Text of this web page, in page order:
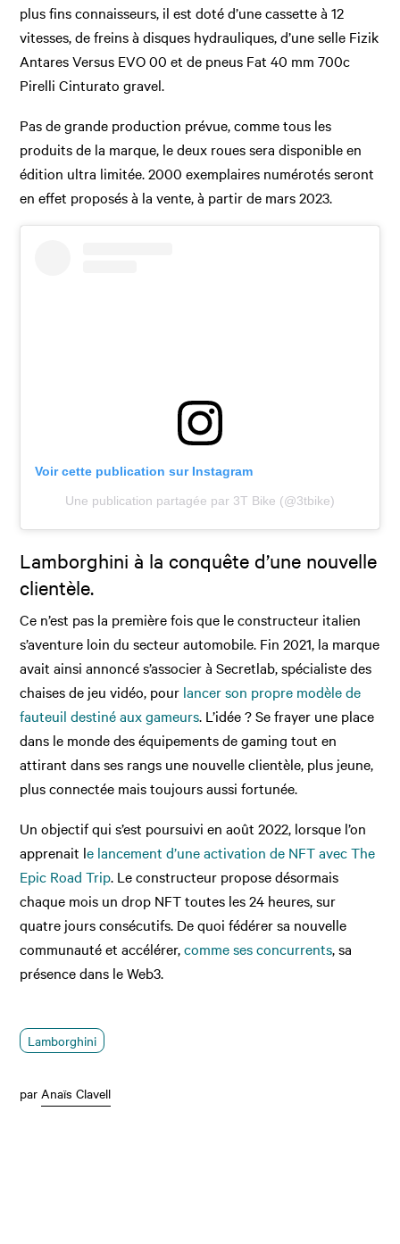
plus fins connaisseurs, il est doté d’une cassette à 12
vitesses, de freins à disques hydrauliques, d’une selle Fizik
Antares Versus EVO 00 et de pneus Fat 40 mm 700c
Pirelli Cinturato gravel.
Pas de grande production prévue, comme tous les
produits de la marque, le deux roues sera disponible en
édition ultra limitée. 2000 exemplaires numérotés seront
en effet proposés à la vente, à partir de mars 2023.
Voir cette publication sur Instagram
Une publication partagée par 3T Bike (@3tbike)
Lamborghini à la conquête d’une nouvelle
clientèle.
Ce n’est pas la première fois que le constructeur italien
s’aventure loin du secteur automobile. Fin 2021, la marque
avait ainsi annoncé s’associer à Secretlab, spécialiste des
chaises de jeu vidéo, pour lancer son propre modèle de
fauteuil destiné aux gameurs. L’idée ? Se frayer une place
dans le monde des équipements de gaming tout en
attirant dans ses rangs une nouvelle clientèle, plus jeune,
plus connectée mais toujours aussi fortunée.
Un objectif qui s’est poursuivi en août 2022, lorsque l’on
apprenait le lancement d’une activation de NFT avec The
Epic Road Trip. Le constructeur propose désormais
chaque mois un drop NFT toutes les 24 heures, sur
quatre jours consécutifs. De quoi fédérer sa nouvelle
communauté et accélérer,comme ses concurrents, sa
présence dans le Web3.
Lamborghini
parAnaïs Clavell